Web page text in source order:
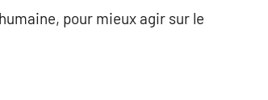
pour mieux agir sur le